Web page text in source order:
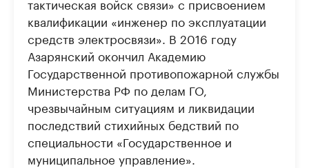
квалификации «инженер по эксплуатации
средств электросвязи». В 2016 году
Азарянский окончил Академию
Государственной противопожарной службы
Министерства РФ по делам ГО,
чрезвычайным ситуациям и ликвидации
последствий стихийных бедствий по
специальности «Государственное и
муниципальное управление».